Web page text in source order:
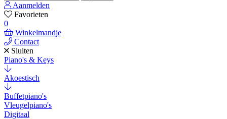
Aanmelden
Favorieten
0
Winkelmandje
Contact
Sluiten
Piano's & Keys
Akoestisch
Buffetpiano's
Vleugelpiano's
Digitaal